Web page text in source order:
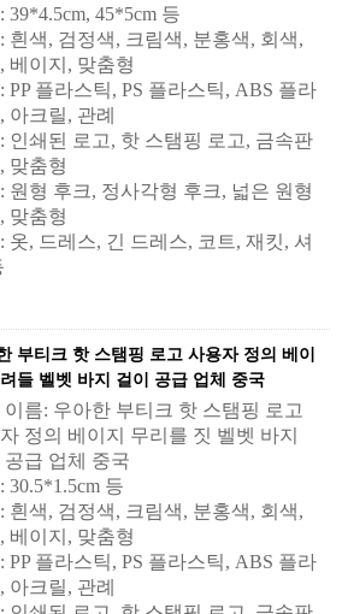
39*4.5cm, 45*5cm 등
흰색, 검정색, 크림색, 분홍색, 회색,
베이지, 맞춤형
PP 플라스틱, PS 플라스틱, ABS 플라
아크릴, 관례
인쇄된 로고, 핫 스탬핑 로고, 금속판
맞춤형
원형 후크, 정사각형 후크, 넓은 원형
맞춤형
옷, 드레스, 긴 드레스, 코트, 재킷, 셔
부티크 핫 스탬핑 로고 사용자 정의 베이
들 벨벳 바지 걸이 공급 업체 중국
이름: 우아한 부티크 핫 스탬핑 로고
정의 베이지 무리를 짓 벨벳 바지
공급 업체 중국
30.5*1.5cm 등
흰색, 검정색, 크림색, 분홍색, 회색,
베이지, 맞춤형
PP 플라스틱, PS 플라스틱, ABS 플라
아크릴, 관례